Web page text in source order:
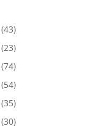
(43)
(23)
(54)